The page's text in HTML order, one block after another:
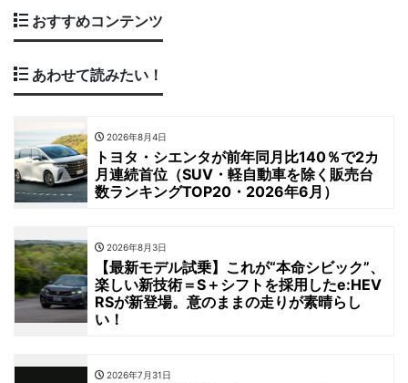
おすすめコンテンツ
あわせて読みたい！
2026年8月4日
トヨタ・シエンタが前年同月比140％で2カ
月連続首位（SUV・軽自動車を除く販売台
数ランキングTOP20・2026年6月）
2026年8月3日
【最新モデル試乗】これが“本命シビック”、
楽しい新技術＝S＋シフトを採用したe:HEV
RSが新登場。意のままの走りが素晴らし
い！
2026年7月31日